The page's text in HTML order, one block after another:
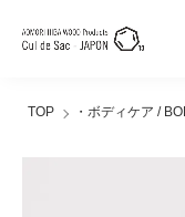
TOP ・ボディケア /